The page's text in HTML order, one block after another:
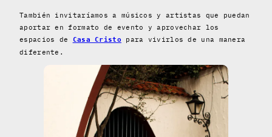
También invitaríamos a músicos y artistas que puedan
aportar en formato de evento y aprovechar los
espacios de Casa Cristo
para vivirlos de una manera
diferente.